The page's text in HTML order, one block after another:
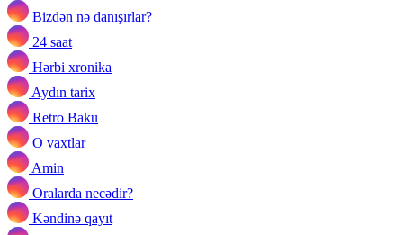
Bizdən nə danışırlar?
24 saat
Hərbi xronika
Aydın tarix
Retro Baku
O vaxtlar
Amin
Oralarda necədir?
Kəndinə qayıt